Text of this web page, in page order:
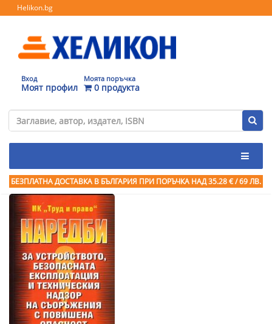
Helikon.bg
Вход
Моят профил
Моята поръчка
0 продукта
БЕЗПЛАТНА ДОСТАВКА В БЪЛГАРИЯ ПРИ ПОРЪЧКА НАД 35.28 € / 69 ЛВ.